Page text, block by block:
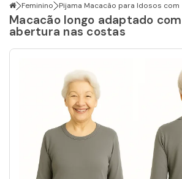
Feminino Pijama Macacão para Idosos com
Macacão longo adaptado com
abertura nas costas